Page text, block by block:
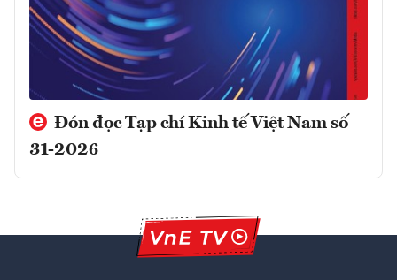
Đón đọc Tạp chí Kinh tế Việt Nam số
31-2026